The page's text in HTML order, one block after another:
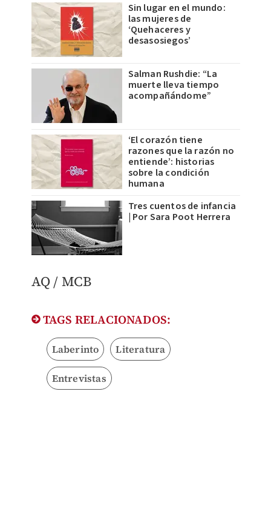
Sin lugar en el mundo:
las mujeres de
‘Quehaceres y
desasosiegos’
Salman Rushdie: “La
muerte lleva tiempo
acompañándome”
‘El corazón tiene
razones que la razón no
entiende’: historias
sobre la condición
humana
Tres cuentos de infancia
| Por Sara Poot Herrera
AQ / MCB
TAGS RELACIONADOS:
Laberinto Literatura
Entrevistas